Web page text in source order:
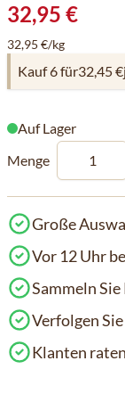
32,95 €
32,95 €/kg
Kauf 6 für32,45 €
Auf Lager
Menge
Große
Vor 12 Uhr
Sammeln
Verfolgen
Klanten